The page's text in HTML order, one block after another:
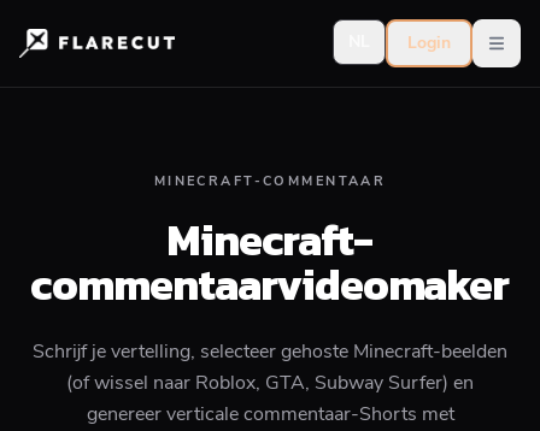
Login
MINECRAFT-COMMENTAAR
Minecraft-
commentaarvideomaker
Schrijf je vertelling, selecteer gehoste Minecraft-beelden
(of wissel naar Roblox, GTA, Subway Surfer) en
genereer verticale commentaar-Shorts met